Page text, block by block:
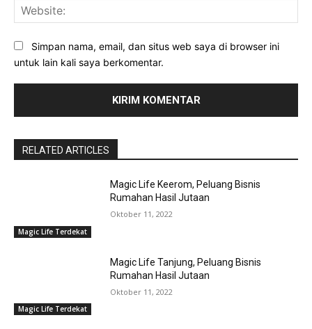
Simpan nama, email, dan situs web saya di browser ini
untuk lain kali saya berkomentar.
RELATED ARTICLES
Magic Life Terdekat
Magic Life Keerom, Peluang Bisnis
Rumahan Hasil Jutaan
Oktober 11, 2022
Magic Life Terdekat
Magic Life Tanjung, Peluang Bisnis
Rumahan Hasil Jutaan
Oktober 11, 2022